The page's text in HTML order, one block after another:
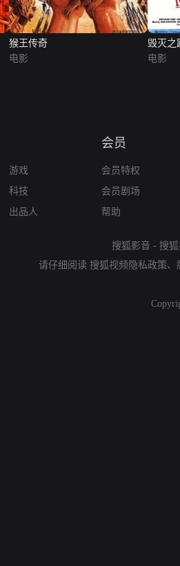
猴王传奇
电影
毁灭之
电影
游戏
科技
出品人
会员
会员特权
会员剧场
帮助
搜狐影音 - 搜
请仔细阅读 搜狐视频隐私政策、